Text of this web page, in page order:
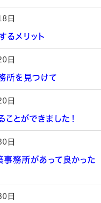
日
るメリット
日
所を見つけて
日
とができました！
日
務所があって良かった
日